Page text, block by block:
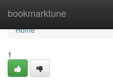
bookmarktune
Home
Home
1